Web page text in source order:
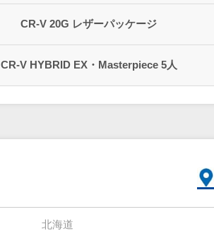
CR-V 20G レザーパッケージ
CR-V HYBRID EX・Masterpiece 5人
北海道